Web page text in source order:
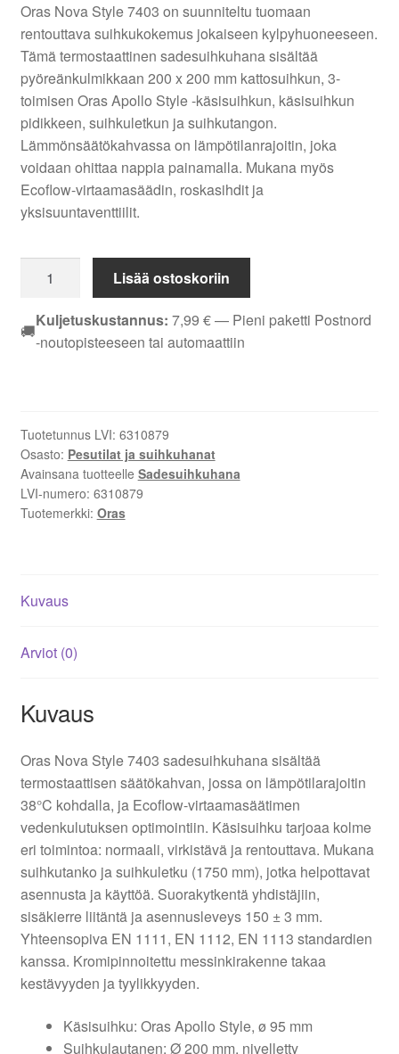
Oras Nova Style 7403 on suunniteltu tuomaan
rentouttava suihkukokemus jokaiseen kylpyhuoneeseen.
Tämä termostaattinen sadesuihkuhana sisältää
pyöreänkulmikkaan 200 x 200 mm kattosuihkun, 3-
toimisen Oras Apollo Style -käsisuihkun, käsisuihkun
pidikkeen, suihkuletkun ja suihkutangon.
Lämmönsäätökahvassa on lämpötilanrajoitin, joka
voidaan ohittaa nappia painamalla. Mukana myös
Ecoflow-virtaamasäädin, roskasihdit ja
yksisuuntaventtiilit.
Nova
Style
Sadesuihkuhana
Lisää ostoskoriin
🚚Kuljetuskustannus: 7,99 €— Pieni paketti Postnord
-noutopisteeseen tai automaattiin
Tuotetunnus LVI: 6310879
Osasto: Pesutilat ja suihkuhanat
Avainsana tuotteelle Sadesuihkuhana
LVI-numero: 6310879
Tuotemerkki: Oras
Kuvaus
Arviot (0)
Kuvaus
Oras Nova Style 7403 sadesuihkuhana sisältää
termostaattisen säätökahvan, jossa on lämpötilarajoitin
38°C kohdalla, ja Ecoflow-virtaamasäätimen
vedenkulutuksen optimointiin. Käsisuihku tarjoaa kolme
eri toimintoa: normaali, virkistävä ja rentouttava. Mukana
suihkutanko ja suihkuletku (1750 mm), jotka helpottavat
asennusta ja käyttöä. Suorakytkentä yhdistäjiin,
sisäkierre liitäntä ja asennusleveys 150 ± 3 mm.
Yhteensopiva EN 1111, EN 1112, EN 1113 standardien
kanssa. Kromipinnoitettu messinkirakenne takaa
kestävyyden ja tyylikkyyden.
Käsisuihku: Oras Apollo Style, ø 95 mm
Suihkulautanen: Ø 200 mm, nivelletty